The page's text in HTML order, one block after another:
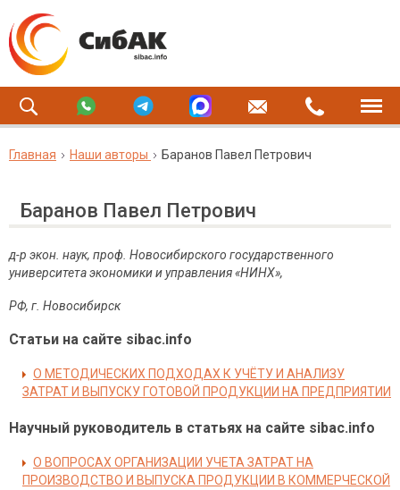
Главная Наши авторы Баранов Павел Петрович
Баранов Павел Петрович
д-р экон. наук, проф. Новосибирского государственного
университета экономики и управления «НИНХ»,
РФ, г. Новосибирск
Статьи на сайте sibac.info
О МЕТОДИЧЕСКИХ ПОДХОДАХ К УЧЁТУ И АНАЛИЗУ
ЗАТРАТ И ВЫПУСКУ ГОТОВОЙ ПРОДУКЦИИ НА ПРЕДПРИЯТИИ
Научный руководитель в статьях на сайте sibac.info
О ВОПРОСАХ ОРГАНИЗАЦИИ УЧЕТА ЗАТРАТ НА
ПРОИЗВОДСТВО И ВЫПУСКА ПРОДУКЦИИ В КОММЕРЧЕСКОЙ